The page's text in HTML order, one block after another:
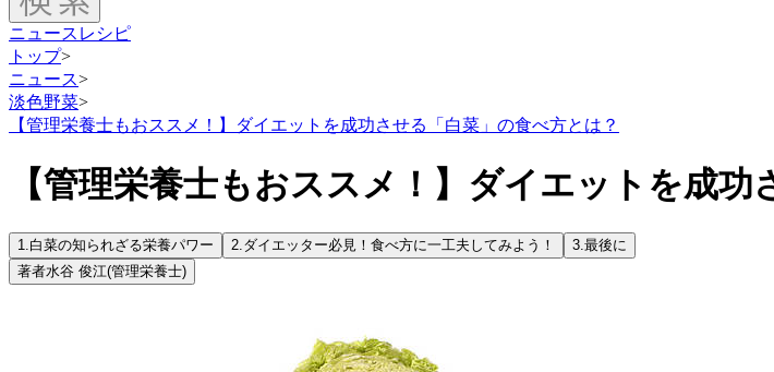
ニュース レシピ
トップ>
ニュース>
淡色野菜>
【管理栄養士もおススメ！】ダイエットを成功させる「白菜」の食べ方とは？
【管理栄養士もおススメ！】ダイエットを成
1.白菜の知られざる栄養パワー 2.ダイエッター必見！食べ方に一工夫してみよう！ 3.最後に
著者水谷 俊江(管理栄養士)